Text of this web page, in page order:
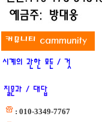
: 010-3349-7767